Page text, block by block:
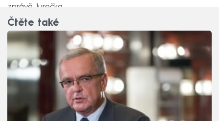
zprávě Jurečka.
Čtěte také